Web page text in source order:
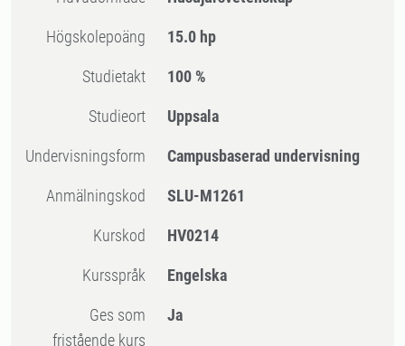
högskolepoäng 15.0 hp
Studietakt 100 %
Studieort Uppsala
Undervisningsform Campusbaserad undervisning
Anmälningskod SLU-M1261
Kurskod HV0214
Kursspråk Engelska
Ges som
fristående kurs
Ja